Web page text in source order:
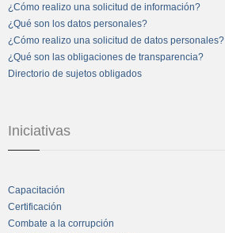
¿Cómo realizo una solicitud de información?
¿Qué son los datos personales?
¿Cómo realizo una solicitud de datos personales?
¿Qué son las obligaciones de transparencia?
Directorio de sujetos obligados
Iniciativas
Capacitación
Certificación
Combate a la corrupción